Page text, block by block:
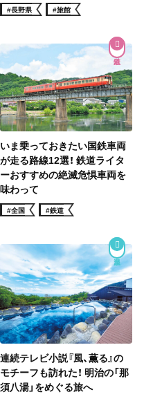
#長野県 #旅館
いま乗っておきたい国鉄車両
が走る路線12選！ 鉄道ライタ
ーおすすめの絶滅危惧車両を
味わって
#全国 #鉄道
連続テレビ小説『風、薫る』の
モチーフも訪れた！ 明治の「那
須八湯」をめぐる旅へ